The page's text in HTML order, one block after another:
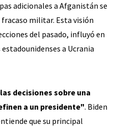
adicionales a Afganistán se
militar. Esta visión
del pasado, influyó en
a Ucrania
decisiones sobre una
a un presidente". Biden
que su principal